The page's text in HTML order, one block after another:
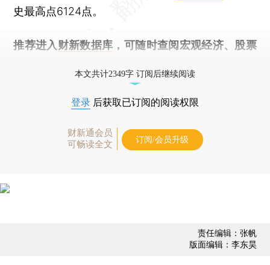
史最高点6124点。
推荐进入 财新数据库 ，可随时查阅宏观经济、股票
本文共计2349字 订阅后继续阅读
登录 后获取已订阅的阅读权限
财新通会员
可畅读全文
订阅/会员升级
责任编辑：张帆
版面编辑：李东昊